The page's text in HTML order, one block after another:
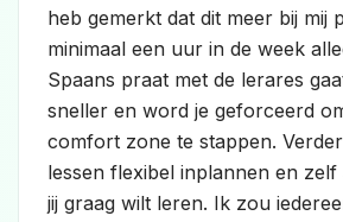
heb gemerkt dat dit meer bij mij
minimaal een uur in de week
Spaans praat met de lerares
sneller en word je geforceerd
comfort zone te stappen.
lessen flexibel inplannen en
jij graag wilt leren. Ik zou